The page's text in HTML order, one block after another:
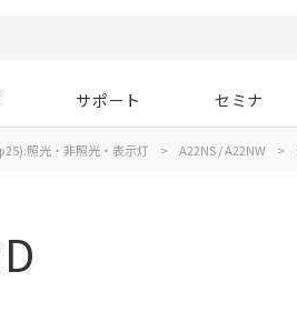
サポート セミナ
照光・非照光・表示灯 > A22NS / A22NW >